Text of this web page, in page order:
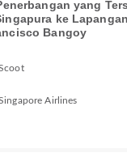
yang
ke
Bangoy
Airlines